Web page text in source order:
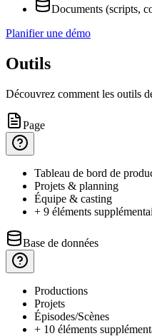
Documents (scripts,
Planifier une démo
Outils
Découvrez comment les outils
Page
Tableau de bord de
Projets & planning
Équipe & casting
+ 9 éléments
Base de données
Productions
Projets
Épisodes/Scènes
+ 10 éléments